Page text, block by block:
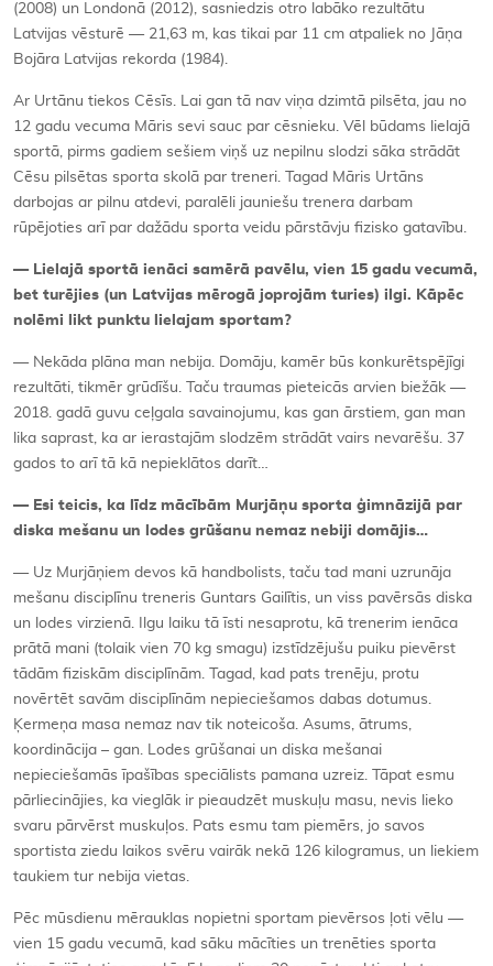
(2008) un Londonā (2012), sasniedzis otro labāko rezultātu
Latvijas vēsturē — 21,63 m, kas tikai par 11 cm atpaliek no Jāņa
Bojāra Latvijas rekorda (1984).
Ar Urtānu tiekos Cēsīs. Lai gan tā nav viņa dzimtā pilsēta, jau no
12 gadu vecuma Māris sevi sauc par cēsnieku. Vēl būdams lielajā
sportā, pirms gadiem sešiem viņš uz nepilnu slodzi sāka strādāt
Cēsu pilsētas sporta skolā par treneri. Tagad Māris Urtāns
darbojas ar pilnu atdevi, paralēli jauniešu trenera darbam
rūpējoties arī par dažādu sporta veidu pārstāvju fizisko gatavību.
— Lielajā sportā ienāci samērā pavēlu, vien 15 gadu vecumā,
bet turējies (un Latvijas mērogā joprojām turies) ilgi. Kāpēc
nolēmi likt punktu lielajam sportam?
— Nekāda plāna man nebija. Domāju, kamēr būs konkurētspējīgi
rezultāti, tikmēr grūdīšu. Taču traumas pieteicās arvien biežāk —
2018. gadā guvu ceļgala savainojumu, kas gan ārstiem, gan man
lika saprast, ka ar ierastajām slodzēm strādāt vairs nevarēšu. 37
gados to arī tā kā nepieklātos darīt…
— Esi teicis, ka līdz mācībām Murjāņu sporta ģimnāzijā par
diska mešanu un lodes grūšanu nemaz nebiji domājis…
— Uz Murjāņiem devos kā handbolists, taču tad mani uzrunāja
mešanu disciplīnu treneris Guntars Gailītis, un viss pavērsās diska
un lodes virzienā. Ilgu laiku tā īsti nesaprotu, kā trenerim ienāca
prātā mani (tolaik vien 70 kg smagu) izstīdzējušu puiku pievērst
tādām fiziskām disciplīnām. Tagad, kad pats trenēju, protu
novērtēt savām disciplīnām nepieciešamos dabas dotumus.
Ķermeņa masa nemaz nav tik noteicoša. Asums, ātrums,
koordinācija – gan. Lodes grūšanai un diska mešanai
nepieciešamās īpašības speciālists pamana uzreiz. Tāpat esmu
pārliecinājies, ka vieglāk ir pieaudzēt muskuļu masu, nevis lieko
svaru pārvērst muskuļos. Pats esmu tam piemērs, jo savos
sportista ziedu laikos svēru vairāk nekā 126 kilogramus, un liekiem
taukiem tur nebija vietas.
Pēc mūsdienu mērauklas nopietni sportam pievērsos ļoti vēlu —
vien 15 gadu vecumā, kad sāku mācīties un trenēties sporta